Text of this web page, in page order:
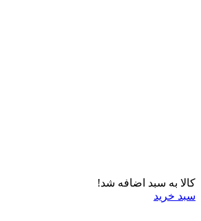
کالا به سبد اضافه شد!
سبد خرید